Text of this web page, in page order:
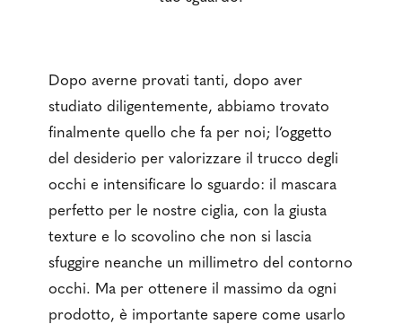
Dopo averne provati tanti, dopo aver
studiato diligentemente, abbiamo trovato
finalmente quello che fa per noi; l’oggetto
del desiderio per valorizzare il trucco degli
occhi e intensificare lo sguardo: il mascara
perfetto per le nostre ciglia, con la giusta
texture e lo scovolino che non si lascia
sfuggire neanche un millimetro del contorno
occhi. Ma per ottenere il massimo da ogni
prodotto, è importante sapere come usarlo